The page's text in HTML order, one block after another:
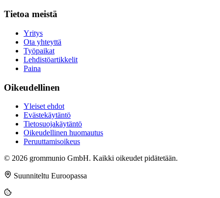
Tietoa meistä
Yritys
Ota yhteyttä
Työpaikat
Lehdistöartikkelit
Paina
Oikeudellinen
Yleiset ehdot
Evästekäytäntö
Tietosuojakäytäntö
Oikeudellinen huomautus
Peruuttamisoikeus
© 2026 grommunio GmbH. Kaikki oikeudet pidätetään.
Suunniteltu Euroopassa